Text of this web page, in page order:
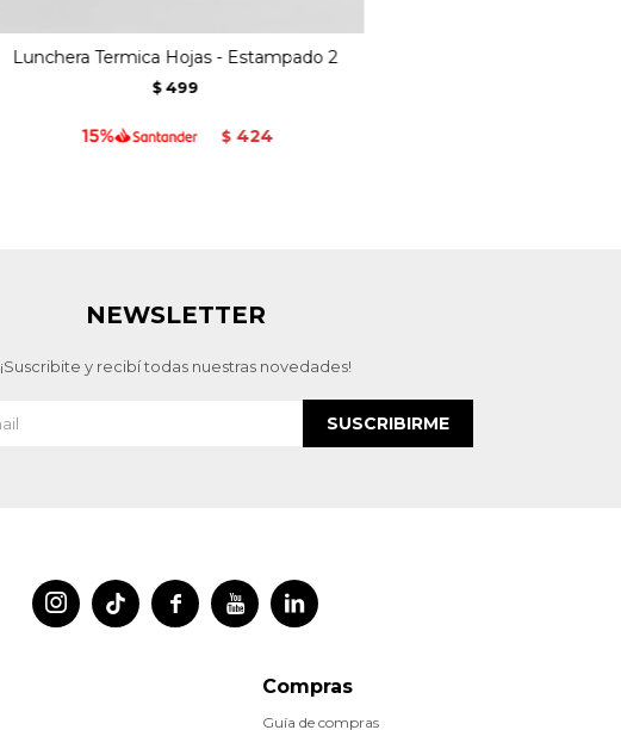
Lunchera Termica Hojas - Estampado 2
$ 499
$ 424
 
 
Compras
Guía de compras
NEWSLETTER
¡Suscribite y recibí todas nuestras novedades!
SUSCRIBIRME